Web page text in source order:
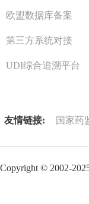
欧盟数据库备案
第三方系统对接
UDI综合追溯平台
友情链接: 国家药
Copyright © 2002-